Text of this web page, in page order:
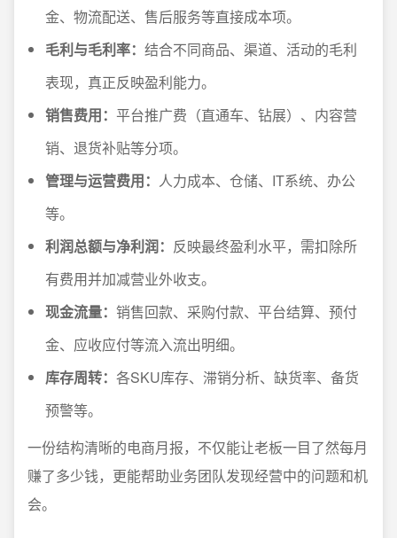
金、物流配送、售后服务等直接成本项。
毛利与毛利率： 结合不同商品、渠道、活动的毛利
表现，真正反映盈利能力。
销售费用： 平台推广费（直通车、钻展）、内容营
销、退货补贴等分项。
管理与运营费用： 人力成本、仓储、IT系统、办公
等。
利润总额与净利润： 反映最终盈利水平，需扣除所
有费用并加减营业外收支。
现金流量： 销售回款、采购付款、平台结算、预付
金、应收应付等流入流出明细。
库存周转： 各SKU库存、滞销分析、缺货率、备货
预警等。
一份结构清晰的电商月报，不仅能让老板一目了然每月
赚了多少钱，更能帮助业务团队发现经营中的问题和机
会。